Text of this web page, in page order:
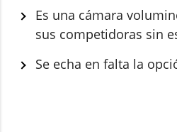
Es una cámara
sus competidoras sin
Se echa en falta la